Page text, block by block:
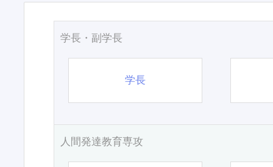
学長・副学長
学長
人間発達教育専攻